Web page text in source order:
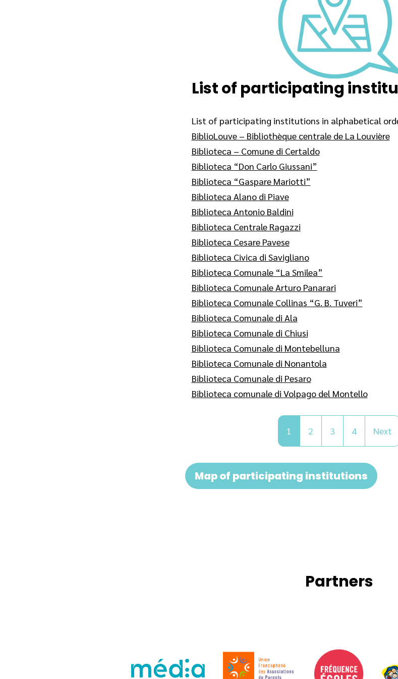
List of participating
List of participating institutions in alphabetical
BiblioLouve – Bibliothèque centrale de La Louvière
Biblioteca – Comune di Certaldo
Biblioteca “Don Carlo Giussani”
Biblioteca “Gaspare Mariotti”
Biblioteca Alano di Piave
Biblioteca Antonio Baldini
Biblioteca Centrale Ragazzi
Biblioteca Cesare Pavese
Biblioteca Civica di Savigliano
Biblioteca Comunale “La Smilea”
Biblioteca Comunale Arturo Panarari
Biblioteca Comunale Collinas “G. B. Tuveri”
Biblioteca Comunale di Ala
Biblioteca Comunale di Chiusi
Biblioteca Comunale di Montebelluna
Biblioteca Comunale di Nonantola
Biblioteca Comunale di Pesaro
Biblioteca comunale di Volpago del Montello
1 2 3 4 Next
Map of participating institutions
Partners